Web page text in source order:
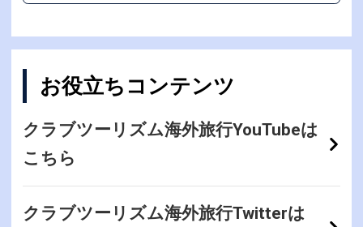
お役立ちコンテンツ
クラブツーリズム海外旅行YouTubeは
こちら
クラブツーリズム海外旅行Twitterは